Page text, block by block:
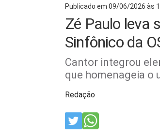
Publicado em 09/06/2026 às
Zé Paulo leva
Sinfônico da
Cantor integrou
que homenageia o
Redação